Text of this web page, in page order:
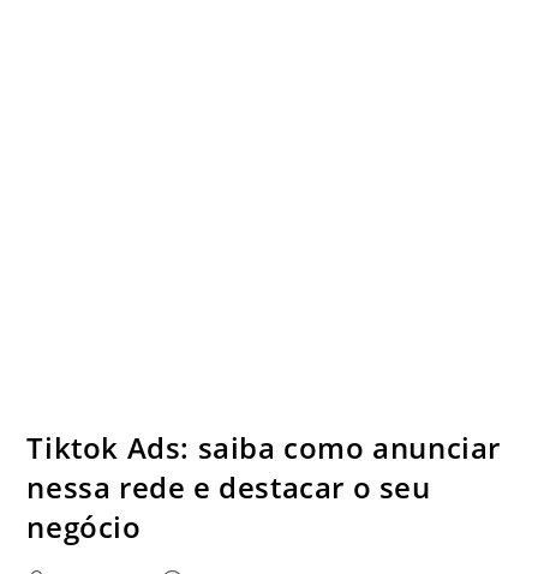
Tiktok Ads: saiba como anunciar
nessa rede e destacar o seu
negócio